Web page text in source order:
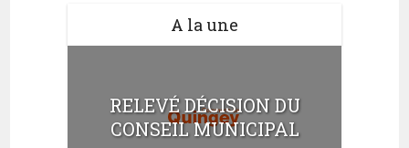
A la une
RELEVÉ DÉCISION DU
CONSEIL MUNICIPAL